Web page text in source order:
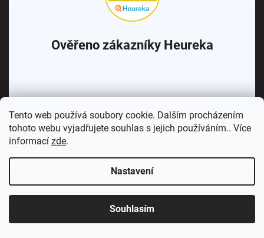
Tento web používá soubory cookie. Dalším procházením
tohoto webu vyjadřujete souhlas s jejich používáním.. Více
informací zde.
Nastavení
Souhlasím
Ověřeno zákazníky Heureka
Zobrazit všechny recenze
Vytvořil Shoptet Premium
Copyright 2026Koupelny SEN. Všechna práva vyhrazena.